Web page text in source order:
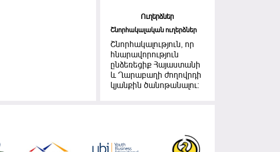
Ուղերձներ
Շնորհակալական ուղերձներ
Շնորհակալություն, որ
հնարավորություն
ընձեռեցիք Հայաստանի
և Ղարաբաղի ժողովրդի
կյանքին ծանոթանալու: